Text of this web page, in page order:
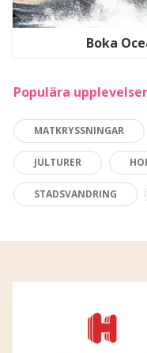
Boka
Populära
MATKRYSSNINGAR
JULTURER
STADSVANDRING